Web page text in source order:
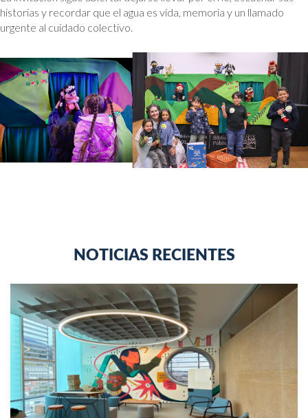
historias y recordar que el agua es vida, memoria y un llamado
urgente al cuidado colectivo.
NOTICIAS RECIENTES